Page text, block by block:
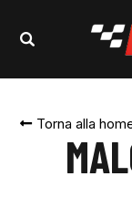
Torna alla